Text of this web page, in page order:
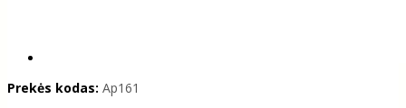
Prekės kodas: Ap161